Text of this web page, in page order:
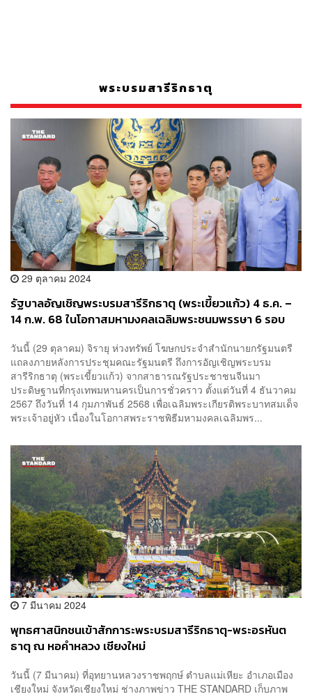
พระบรมสารีริกธาตุ
29 ตุลาคม 2024
รัฐบาลอัญเชิญพระบรมสารีริกธาตุ (พระเขี้ยวแก้ว) 4 ธ.ค. –
14 ก.พ. 68 ในโอกาสมหามงคลเฉลิมพระชนมพรรษา 6 รอบ
วันนี้ (29 ตุลาคม) จิรายุ ห่วงทรัพย์ โฆษกประจำสำนักนายกรัฐมนตรี
แถลงภายหลังการประชุมคณะรัฐมนตรี ถึงการอัญเชิญพระบรม
สารีริกธาตุ (พระเขี้ยวแก้ว) จากสาธารณรัฐประชาชนจีนมา
ประดิษฐานที่กรุงเทพมหานครเป็นการชั่วคราว ตั้งแต่วันที่ 4 ธันวาคม
2567 ถึงวันที่ 14 กุมภาพันธ์ 2568 เพื่อเฉลิมพระเกียรติพระบาทสมเด็จ
พระเจ้าอยู่หัว เนื่องในโอกาสพระราชพิธีมหามงคลเฉลิมพร...
7 มีนาคม 2024
พุทธศาสนิกชนเข้าสักการะพระบรมสารีริกธาตุ-พระอรหันต
ธาตุ ณ หอคำหลวง เชียงใหม่
วันนี้ (7 มีนาคม) ที่อุทยานหลวงราชพฤกษ์ ตำบลแม่เหียะ อำเภอเมือง
เชียงใหม่ จังหวัดเชียงใหม่ ช่างภาพข่าว THE STANDARD เก็บภาพ